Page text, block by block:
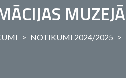
MUZEJĀ
> NOTIKUMI 2024/2025 >